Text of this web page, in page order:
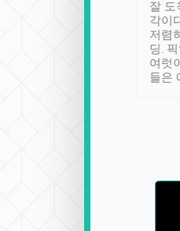
잘 도
각이
저렴
딩.
여럿
들은